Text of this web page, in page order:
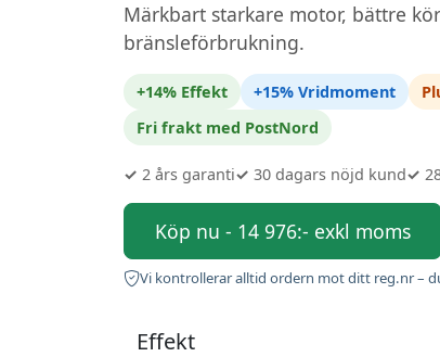
Märkbart starkare motor, bättre
bränsleförbrukning.
+14% Effekt +15% Vridmoment
Fri frakt med PostNord
✓ 2 års garanti✓ 30 dagars nöjd kund✓
Köp nu - 14 976:- exkl moms
Vi kontrollerar alltid ordern mot ditt reg.nr –
Effekt